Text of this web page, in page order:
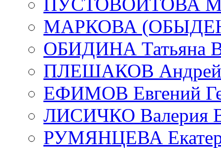
ПУСТОВОЙТОВА
МАРКОВА
ОБИДИНА Татьяна
ПЛЕШАКОВ Андрей
ЕФИМОВ Евгений
ЛИСИЧКО Валерия
РУМЯНЦЕВА